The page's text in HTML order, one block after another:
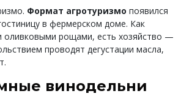
Формат агротуризмо появился
в фермерском доме. Как
оливковыми рощами, есть хозяйство —
проводят дегустации масла,
винодельни